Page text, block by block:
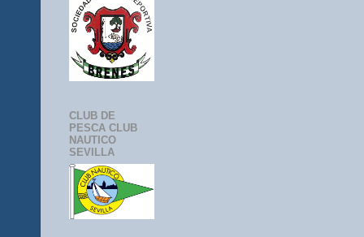
CLUB DE
PESCA CLUB
NAUTICO
SEVILLA